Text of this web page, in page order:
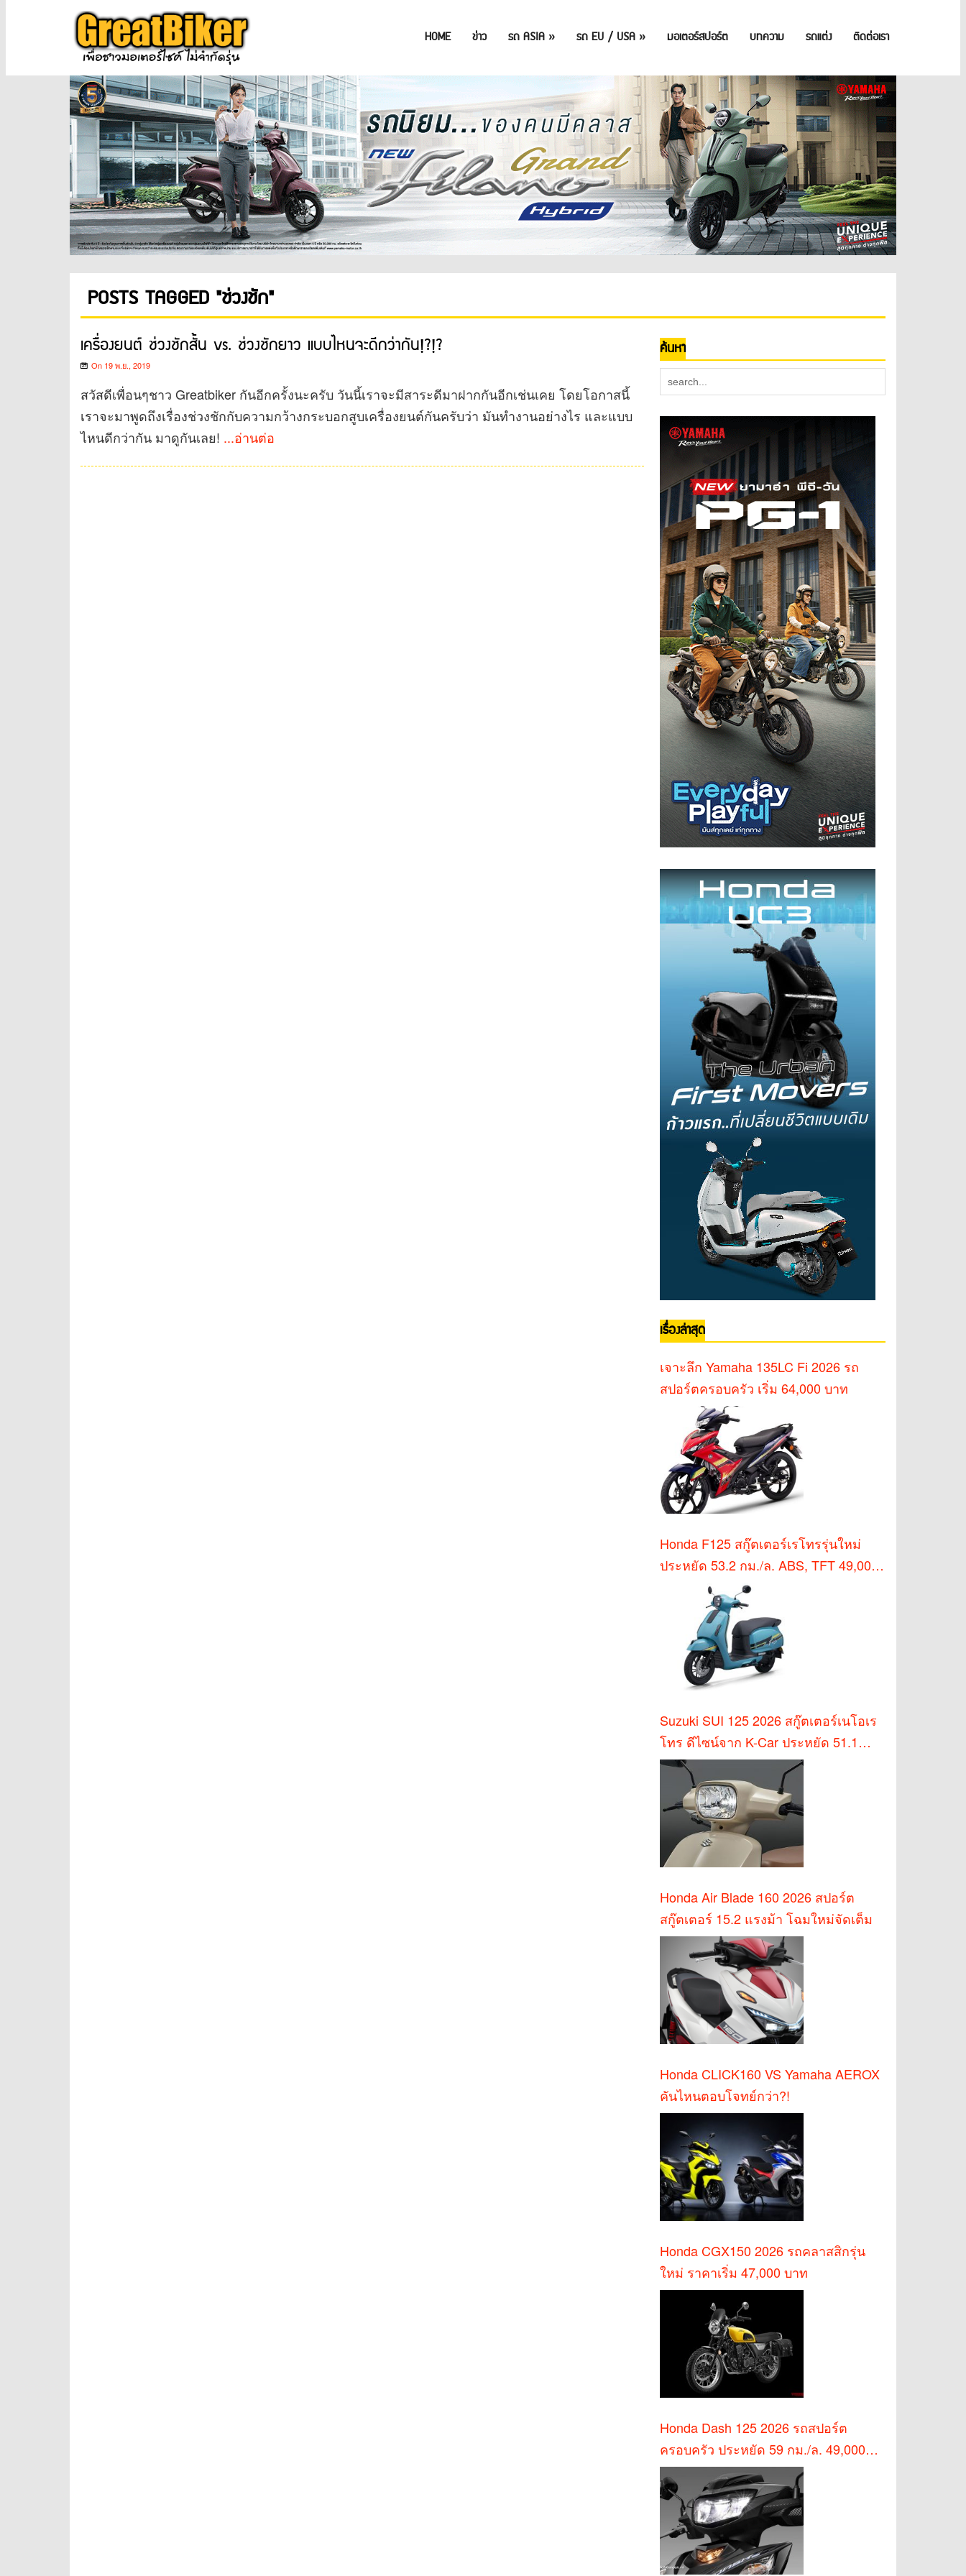
HOME ข่าว รถ ASIA » รถ EU / USA » มอเตอร์สปอร์ต บทความ รถแต่ง ติดต่อเรา
POSTS TAGGED "ช่วงชัก"
เครื่องยนต์ ช่วงชักสั้น vs. ช่วงชักยาว แบบไหนจะดีกว่ากัน!?!?
On 19 พ.ย., 2019
สวัสดีเพื่อนๆชาว Greatbiker กันอีกครั้งนะครับ วันนี้เราจะมีสาระดีมาฝากกันอีกเช่นเคย โดยโอกาสนี้
เราจะมาพูดถึงเรื่องช่วงชักกับความกว้างกระบอกสูบเครื่องยนต์กันครับว่า มันทำงานอย่างไร และแบบ
ไหนดีกว่ากัน มาดูกันเลย! ...อ่านต่อ
ค้นหา
เรื่องล่าสุด
เจาะลึก Yamaha 135LC Fi 2026 รถ
สปอร์ตครอบครัว เริ่ม 64,000 บาท
Honda F125 สกู๊ตเตอร์เรโทรรุ่นใหม่
ประหยัด 53.2 กม./ล. ABS, TFT 49,000
Suzuki SUI 125 2026 สกู๊ตเตอร์เนโอเร
โทร ดีไซน์จาก K-Car ประหยัด 51.1
กม./ล.
Honda Air Blade 160 2026 สปอร์ต
สกู๊ตเตอร์ 15.2 แรงม้า โฉมใหม่จัดเต็ม
Honda CLICK160 VS Yamaha AEROX
คันไหนตอบโจทย์กว่า?!
Honda CGX150 2026 รถคลาสสิกรุ่น
ใหม่ ราคาเริ่ม 47,000 บาท
Honda Dash 125 2026 รถสปอร์ต
ครอบครัว ประหยัด 59 กม./ล. 49,000
บาท